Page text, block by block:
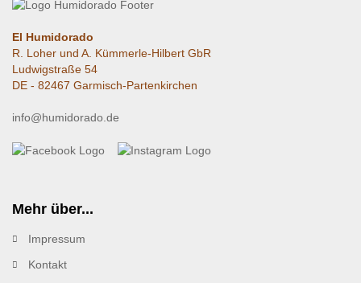
El Humidorado
R. Loher und A. Kümmerle-Hilbert GbR
Ludwigstraße 54
DE - 82467 Garmisch-Partenkirchen
info@humidorado.de
Mehr über...
Impressum
Kontakt